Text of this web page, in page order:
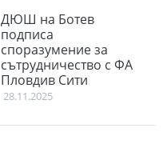
ДЮШ на Ботев
подписа
споразумение за
сътрудничество с ФА
Пловдив Сити
28.11.2025